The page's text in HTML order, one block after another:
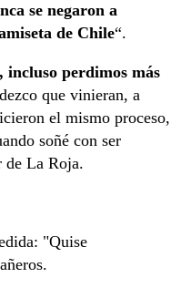
se negaron a
de Chile“.
incluso perdimos más
que vinieran, a
el mismo proceso,
soñé con ser
de La Roja.
"Quise